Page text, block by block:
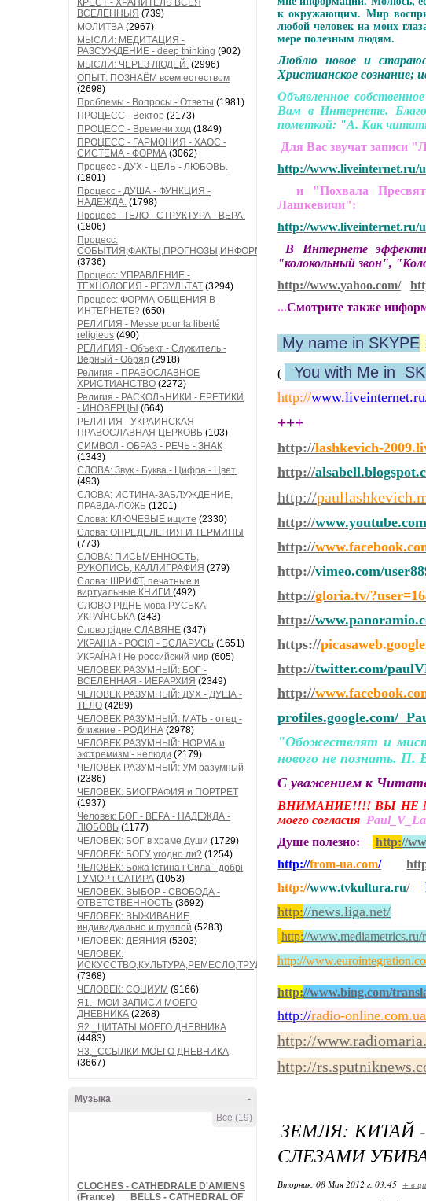
КРЕСТ - ХРАНИТЕЛЬ ВСЕЯ
ВСЕЛЕННЫЯ (739)
МОЛИТВА (2967)
МЫСЛИ: МЕДИТАЦИЯ -
РАЗСУЖДЕНИЕ - deep thinking (902)
МЫСЛИ: ЧЕРЕЗ ЛЮДЕЙ. (2996)
ОПЫТ: ПОЗНАЁМ всем естеством
(2698)
Проблемы - Вопросы - Ответы (1981)
ПРОЦЕСС - Вектор (2173)
ПРОЦЕСС - Времени ход (1849)
ПРОЦЕСС - ГАРМОНИЯ - ХАОС -
СИСТЕМА - ФОРМА (3062)
Процесс - ДУХ - ЦЕЛЬ - ЛЮБОВЬ.
(1801)
Процесс - ДУША - ФУНКЦИЯ -
НАДЕЖДА. (1798)
Процесс - ТЕЛО - СТРУКТУРА - ВЕРА.
(1806)
Процесс:
СОБЫТИЯ,ФАКТЫ,ПРОГНОЗЫ,ИНФОРМАЦИЯ
(3736)
Процесс: УПРАВЛЕНИЕ -
ТЕХНОЛОГИЯ - РЕЗУЛЬТАТ (3294)
Процесс: ФОРМА ОБЩЕНИЯ В
ИНТЕРНЕТЕ? (650)
РЕЛИГИЯ - Messe pour la liberté
religieus (490)
РЕЛИГИЯ - Объект - Служитель -
Верный - Обряд (2918)
Религия - ПРАВОСЛАВНОЕ
ХРИСТИАНСТВО (2272)
Религия - РАСКОЛЬНИКИ - ЕРЕТИКИ
- ИНОВЕРЦЫ (664)
РЕЛИГИЯ - УКРАИНСКАЯ
ПРАВОСЛАВНАЯ ЦЕРКОВЬ (103)
СИМВОЛ - ОБРАЗ - РЕЧЬ - ЗНАК
(1343)
СЛОВА: Звук - Буква - Цифра - Цвет.
(493)
СЛОВА: ИСТИНА-ЗАБЛУЖДЕНИЕ,
ПРАВДА-ЛОЖЬ (1201)
Слова: КЛЮЧЕВЫЕ ищите (2330)
Слова: ОПРЕДЕЛЕНИЯ И ТЕРМИНЫ
(773)
СЛОВА: ПИСЬМЕННОСТЬ,
РУКОПИСЬ, КАЛЛИГРАФИЯ (279)
Слова: ШРИФТ, печатные и
виртуальные КНИГИ (492)
СЛОВО РІДНЕ мова РУСЬКА
УКРАЇНСЬКА (343)
Слово рідне СЛАВЯНЕ (347)
УКРАІНА - РОСІЯ - БЄЛАРУСЬ (1651)
УКРАЇНА і Не российский мир (605)
ЧЕЛОВЕК РАЗУМНЫЙ: БОГ -
ВСЕЛЕННАЯ - ИЕРАРХИЯ (2349)
ЧЕЛОВЕК РАЗУМНЫЙ: ДУХ - ДУША -
ТЕЛО (4289)
ЧЕЛОВЕК РАЗУМНЫЙ: МАТЬ - отец -
ближние - РОДИНА (2978)
ЧЕЛОВЕК РАЗУМНЫЙ: НОРМА и
экстремизм - нелюди (2179)
ЧЕЛОВЕК РАЗУМНЫЙ: УМ разумный
(2386)
ЧЕЛОВЕК: БИОГРАФИЯ и ПОРТРЕТ
(1937)
Человек: БОГ - ВЕРА - НАДЕЖДА -
ЛЮБОВЬ (1177)
ЧЕЛОВЕК: БОГ в храме Души (1729)
ЧЕЛОВЕК: БОГУ угодно ли? (1254)
ЧЕЛОВЕК: Божа Істина і Сила - добрі
ГУМОР і САТИРА (1053)
ЧЕЛОВЕК: ВЫБОР - СВОБОДА -
ОТВЕТСТВЕННОСТЬ (3692)
ЧЕЛОВЕК: ВЫЖИВАНИЕ
индивидуально и группой (5283)
ЧЕЛОВЕК: ДЕЯНИЯ (5303)
ЧЕЛОВЕК:
ИСКУССТВО,КУЛЬТУРА,РЕМЕСЛО,ТРУД
(7368)
ЧЕЛОВЕК: СОЦИУМ (9166)
Я1._МОИ ЗАПИСИ МОЕГО
ДНЕВНИКА (2268)
Я2._ЦИТАТЫ МОЕГО ДНЕВНИКА
(4483)
Я3._ССЫЛКИ МОЕГО ДНЕВНИКА
(3667)
-
Музыка
Все (19)
CLOCHES - CATHEDRALE D'AMIENS
(France) __ BELLS - CATHEDRAL OF
к окружающим. Мир
любой человек на моих
мере полезным людям.
Люблю новое и
Христианское сознание;
Объявленное
Вам в Интернете.
пометкой: "А. Как читать
Для Вас звучат записи
http://www.liveinternet.ru/
и "Похвала
Лашкевичи":
http://www.liveinternet.ru/
В Интернете
"колокольный звон",
http://www.yahoo.com/
...Смотрите также
My name in SKYPE
( You with Me in
http://
+++
http://lashkevich-
http://
http://
http://
http://
http://vimeo.com/
http://gloria.tv/
http://
https://
http://twitter.com/
http://
profiles.google.com/
"Обожествлят и
нового не познать. П.
С уважением к
ВНИМАНИЕ!!!! ВЫ НЕ
моего согласия
Душе полезно:
http://
http://from-ua.com/
http://www.tvkultura.ru/
http://news.liga.net/
http://
http://
http://www.bing.com/
http://radio-
http://
http://
ЗЕМЛЯ: КИТАЙ
СЛЕЗАМИ
Вторник, 08 Мая 2012 г. 03:45 + в